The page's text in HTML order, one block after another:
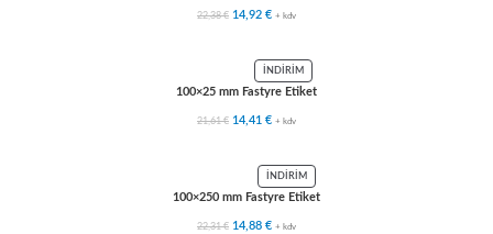
22,38€ 14,92 € + kdv
İNDIRIM
100×25 mm Fastyre Etiket
21,61€ 14,41 € + kdv
İNDIRIM
100×250 mm Fastyre Etiket
22,31€ 14,88 € + kdv